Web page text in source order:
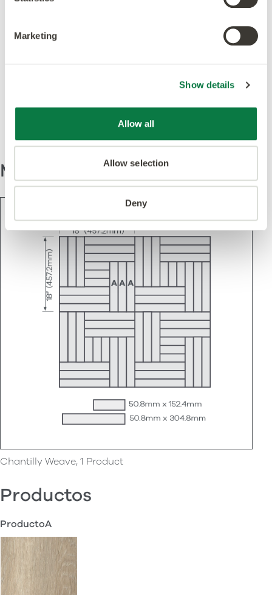
Marketing
Show details
Allow all
Allow selection
Deny
Destacado en este
diseño
Modelo
Chantilly Weave, 1 Product
Productos
ProductoA